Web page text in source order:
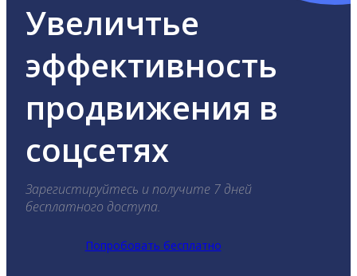
Увеличтье
эффективность
продвижения в
соцсетях
Зарегистируйтесь и получите 7 дней
бесплатного доступа.
Попробовать бесплатно